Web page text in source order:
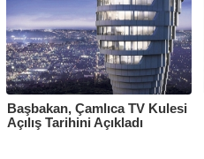
Başbakan, Çamlıca TV Kulesi
Açılış Tarihini Açıkladı